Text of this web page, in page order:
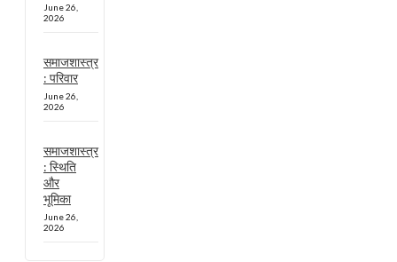
June 26,
2026
समाजशास्त्र
: परिवार
June 26,
2026
समाजशास्त्र
: स्थिति
और
भूमिका
June 26,
2026